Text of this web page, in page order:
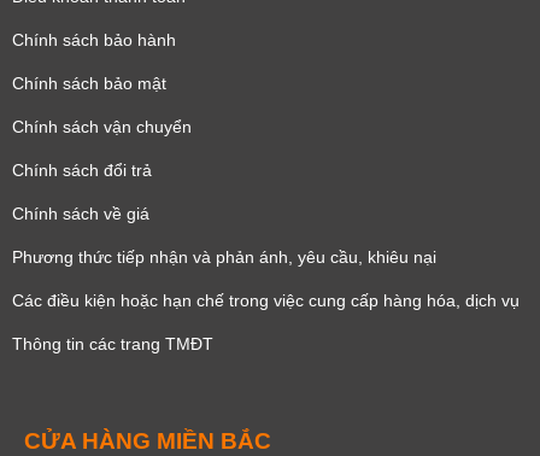
Chính sách bảo hành
Chính sách bảo mật
Chính sách vận chuyển
Chính sách đổi trả
Chính sách về giá
Phương thức tiếp nhận và phản ánh, yêu cầu, khiêu nại
Các điều kiện hoặc hạn chế trong việc cung cấp hàng hóa, dịch vụ
Thông tin các trang TMĐT
CỬA HÀNG MIỀN BẮC